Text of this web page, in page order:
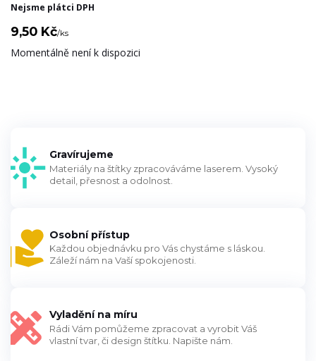
Nejsme plátci DPH
9,50 Kč/ks
Momentálně není k dispozici
Gravírujeme
Materiály na štítky zpracováváme laserem. Vysoký
detail, přesnost a odolnost.
Osobní přístup
Každou objednávku pro Vás chystáme s láskou.
Záleží nám na Vaší spokojenosti.
Vyladění na míru
Rádi Vám pomůžeme zpracovat a vyrobit Váš
vlastní tvar, či design štítku. Napište nám.